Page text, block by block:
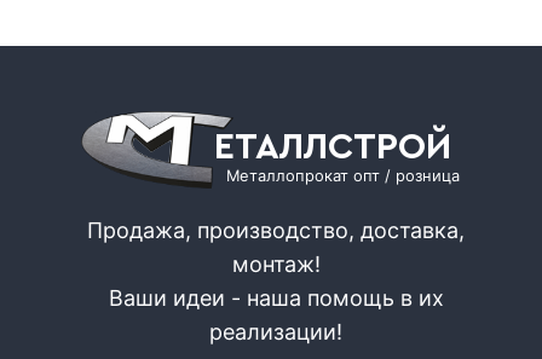
ЕТАЛЛСТРОЙ
Металлопрокат опт / розница
Продажа, производство, доставка,
монтаж!
Ваши идеи - наша помощь в их
реализации!